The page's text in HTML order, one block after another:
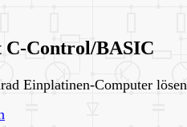
C-Control/BASIC
Einplatinen-Computer lösen